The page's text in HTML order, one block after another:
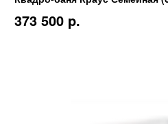
373 500 p.